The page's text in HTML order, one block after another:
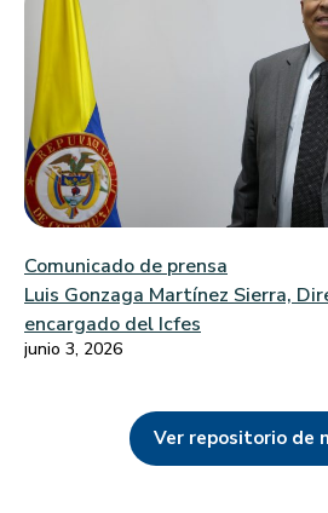
Comunicado de prensa
Luis Gonzaga Martínez Sierra,
encargado del Icfes
junio 3, 2026
Ver repositorio de